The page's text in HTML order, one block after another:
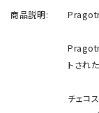
商品説明:
トされ
チェコ